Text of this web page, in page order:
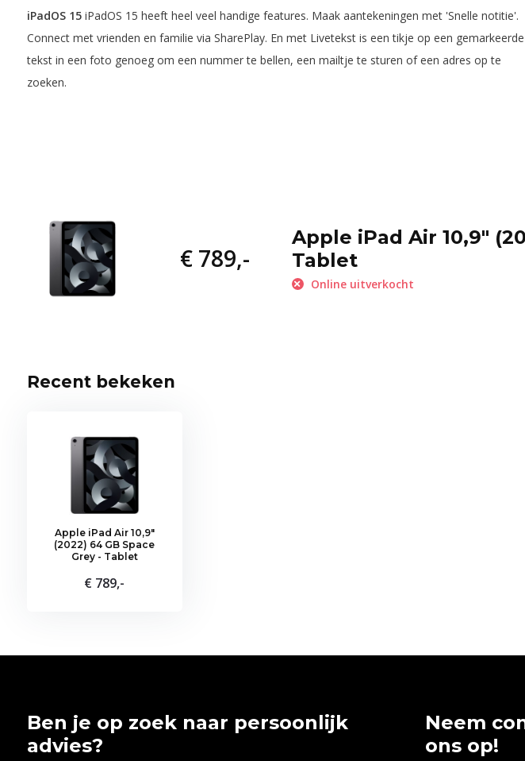
iPadOS 15iPadOS 15 heeft heel veel handige features. Maak aantekeningen met 'Snelle notitie'.
Connect met vrienden en familie via SharePlay. En met Livetekst is een tikje op een gemarkeerde
tekst in een foto genoeg om een nummer te bellen, een mailtje te sturen of een adres op te
zoeken.
€ 789,-
Apple iPad Air 10,9"
Tablet
Online uitverkocht
Recent bekeken
Apple iPad Air 10,9"
(2022) 64 GB Space
Grey - Tablet
€ 789,-
Ben je op zoek naar persoonlijk
advies?
Neem
ons op!